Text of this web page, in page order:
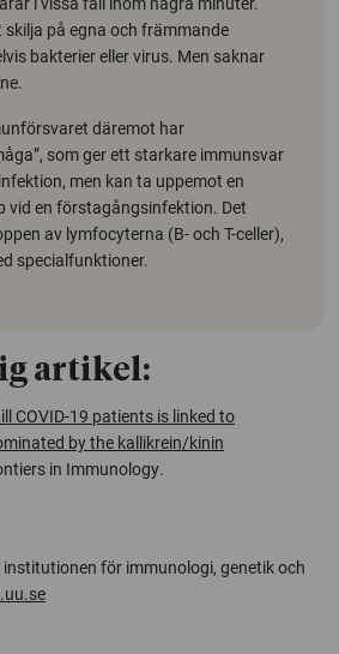
på egna och främmande
bakterier eller virus. Men saknar
däremot har
som ger ett starkare immunsvar
men kan ta uppemot en
vid en förstagångsinfektion. Det
av lymfocyterna (B- och T-celler),
specialfunktioner.
artikel:
COVID-19 patients is linked to
by the kallikrein/kinin
in Immunology.
för immunologi, genetik och